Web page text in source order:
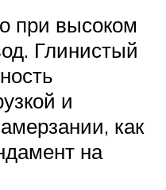
при высоком
Глинистый
и
как
на